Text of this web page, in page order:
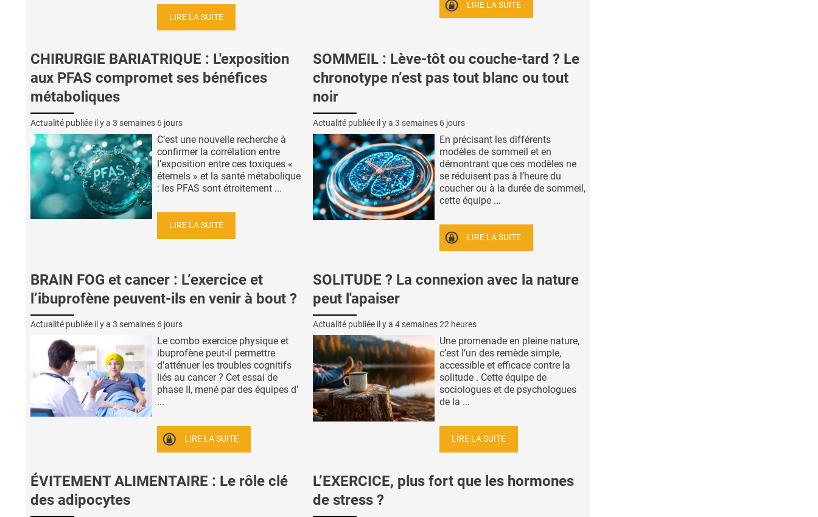
LIRE LA SUITE
LIRE LA SUITE
CHIRURGIE BARIATRIQUE : L'exposition
aux PFAS compromet ses bénéfices
métaboliques
Actualité publiée il y a 3 semaines 6 jours
C’est une nouvelle recherche à
confirmer la corrélation entre
l’exposition entre ces toxiques «
éternels » et la santé métabolique
: les PFAS sont étroitement ...
LIRE LA SUITE
SOMMEIL : Lève-tôt ou couche-tard ? Le
chronotype n’est pas tout blanc ou tout
noir
Actualité publiée il y a 3 semaines 6 jours
En précisant les différents
modèles de sommeil et en
démontrant que ces modèles ne
se réduisent pas à l’heure du
coucher ou à la durée de sommeil,
cette équipe ...
LIRE LA SUITE
BRAIN FOG et cancer : L’exercice et
l’ibuprofène peuvent-ils en venir à bout ?
Actualité publiée il y a 3 semaines 6 jours
Le combo exercice physique et
ibuprofène peut-il permettre
d’atténuer les troubles cognitifs
liés au cancer ? Cet essai de
phase II, mené par des équipes d’
...
LIRE LA SUITE
SOLITUDE ? La connexion avec la nature
peut l'apaiser
Actualité publiée il y a 4 semaines 22 heures
Une promenade en pleine nature,
c’est l’un des remède simple,
accessible et efficace contre la
solitude . Cette équipe de
sociologues et de psychologues
de la ...
LIRE LA SUITE
ÉVITEMENT ALIMENTAIRE : Le rôle clé
des adipocytes
L’EXERCICE, plus fort que les hormones
de stress ?